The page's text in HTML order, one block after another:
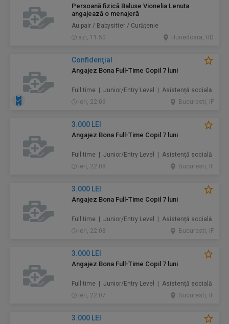
Persoană fizică Baluse Vionelia Lenuta
angajează o menajeră
Au pair / Babysitter / Curăţenie
azi, 11:50
Hunedoara, HD
Confidenţial
Angajez Bona Full-Time Copil 7 luni
Full time | Junior/Entry Level | Asistență socială
ieri, 22:09
Bucuresti, IF
3.000 LEI
Angajez Bona Full-Time Copil 7 luni
Full time | Junior/Entry Level | Asistență socială
ieri, 22:08
Bucuresti, IF
3.000 LEI
Angajez Bona Full-Time Copil 7 luni
Full time | Junior/Entry Level | Asistență socială
ieri, 22:08
Bucuresti, IF
3.000 LEI
Angajez Bona Full-Time Copil 7 luni
Full time | Junior/Entry Level | Asistență socială
ieri, 22:07
Bucuresti, IF
3.000 LEI